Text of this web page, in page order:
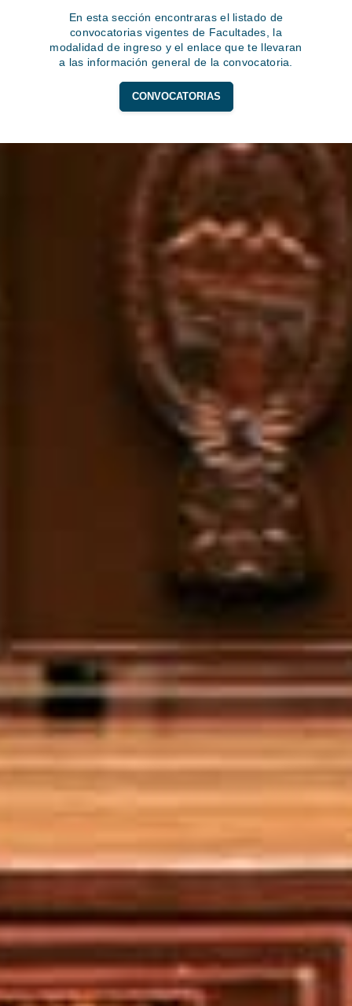
En esta sección encontraras el listado de
convocatorias vigentes de Facultades, la
modalidad de ingreso y el enlace que te llevaran
a las información general de la convocatoria.
CONVOCATORIAS